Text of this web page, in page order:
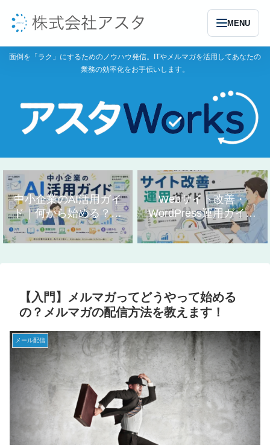
MENU
面倒を「ラク」にするためのノウハウ発信。ITやメルマガを活用してあなたの
業務の効率化をお手伝いします。
中小企業のAI活用ガイ
ド｜何から始める？業
務別の使い方まとめ
Webサイト改善・
WordPress運用ガイド
｜作り方と直し方
【入門】メルマガってどうやって始める
の？メルマガの配信方法を教えます！
メール配信